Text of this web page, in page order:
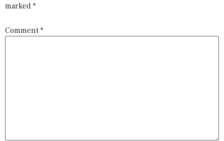
marked *
Comment *